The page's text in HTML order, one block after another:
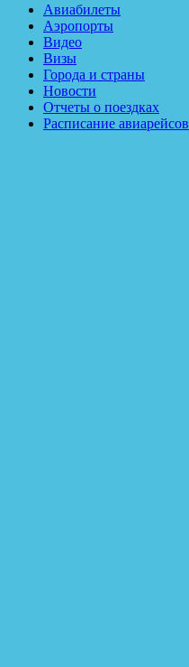
Авиабилеты
Аэропорты
Видео
Визы
Города и страны
Новости
Отчеты о поездках
Расписание авиарейсов